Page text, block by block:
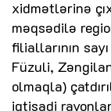
xidmətlərinə
məqsədilə
filiallarının
Füzuli,
olmaqla)
iqtisadi